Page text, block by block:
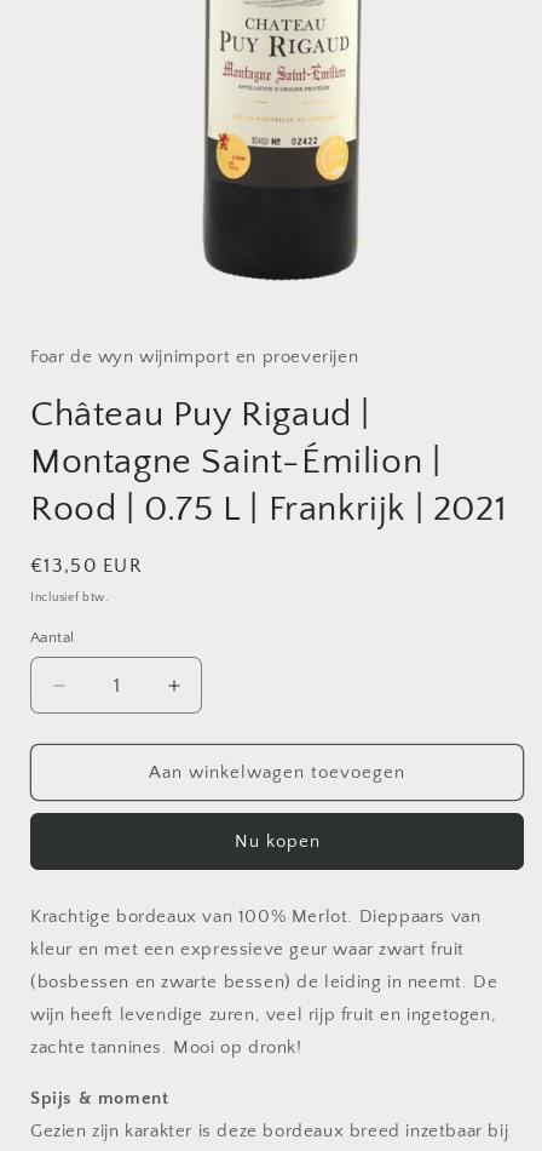
in
Foar de wyn wijnimport en proeverijen
Château Puy Rigaud |
Montagne Saint-Émilion |
Rood | 0.75 L | Frankrijk | 2021
Normale
prijs
€13,50 EUR
Inclusief btw.
Aantal
Aantal
verlagen
voor
Puy
Montagne
Émilion
|
Rood
0.75
L
Frankrijk
|
Aantal
verhogen
voor
Château
Puy
Montagne
Émilion
|
Rood
|
0.75
L
|
Aan winkelwagen toevoegen
Nu kopen
Krachtige bordeaux van 100% Merlot. Dieppaars van
kleur en met een expressieve geur waar zwart fruit
(bosbessen en zwarte bessen) de leiding in neemt. De
wijn heeft levendige zuren, veel rijp fruit en ingetogen,
zachte tannines. Mooi op dronk!
Spijs & moment
Gezien zijn karakter is deze bordeaux breed inzetbaar bij